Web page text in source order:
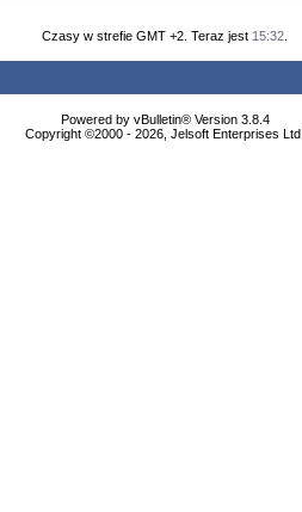
Czasy w strefie GMT +2. Teraz jest 15:32
Powered by vBulletin® Version 3.8.4
Copyright ©2000 - 2026, Jelsoft Enterprises Ltd.